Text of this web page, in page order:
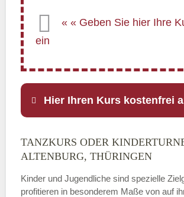
Hier Ihren Kurs kostenfrei
Name*
TANZKURS ODER
ALTENBURG, THÜRINGEN
Kinder und Jugendliche sind spezielle
profitieren in besonderem Maße von auf